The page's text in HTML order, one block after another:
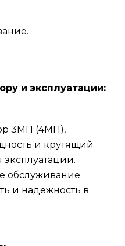
и эксплуатации:
3МП (4МП),
и крутящий
эксплуатации.
обслуживание
и надежность в